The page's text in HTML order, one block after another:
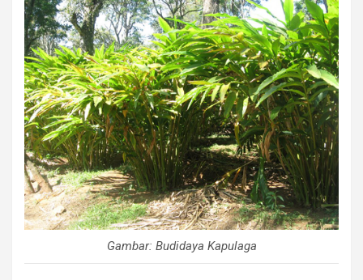
Gambar: Budidaya Kapulaga